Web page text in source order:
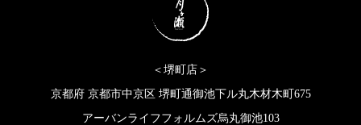
＜堺町店＞
京都府 京都市中京区 堺町通御池下ル丸木材木町675
アーバンライフフォルムズ烏丸御池103